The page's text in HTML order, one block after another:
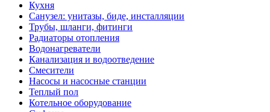
Кухня
Санузел: унитазы, биде, инсталляции
Трубы, шланги, фитинги
Радиаторы отопления
Водонагреватели
Канализация и водоотведение
Смесители
Насосы и насосные станции
Теплый пол
Котельное оборудование